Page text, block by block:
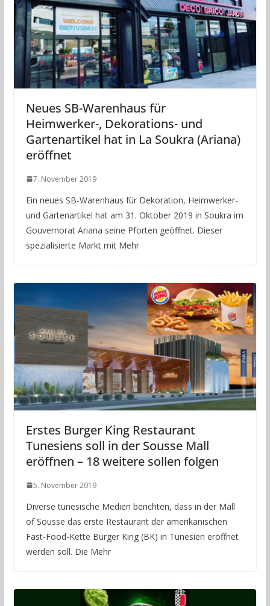
Neues SB-Warenhaus für
Heimwerker-, Dekorations- und
Gartenartikel hat in La Soukra (Ariana)
eröffnet
7. November 2019
Ein neues SB-Warenhaus für Dekoration, Heimwerker-
und Gartenartikel hat am 31. Oktober 2019 in Soukra im
Gouvernorat Ariana seine Pforten geöffnet. Dieser
spezialisierte Markt mit Mehr
Erstes Burger King Restaurant
Tunesiens soll in der Sousse Mall
eröffnen – 18 weitere sollen folgen
5. November 2019
Diverse tunesische Medien berichten, dass in der Mall
of Sousse das erste Restaurant der amerikanischen
Fast-Food-Kette Burger King (BK) in Tunesien eröffnet
werden soll. Die Mehr